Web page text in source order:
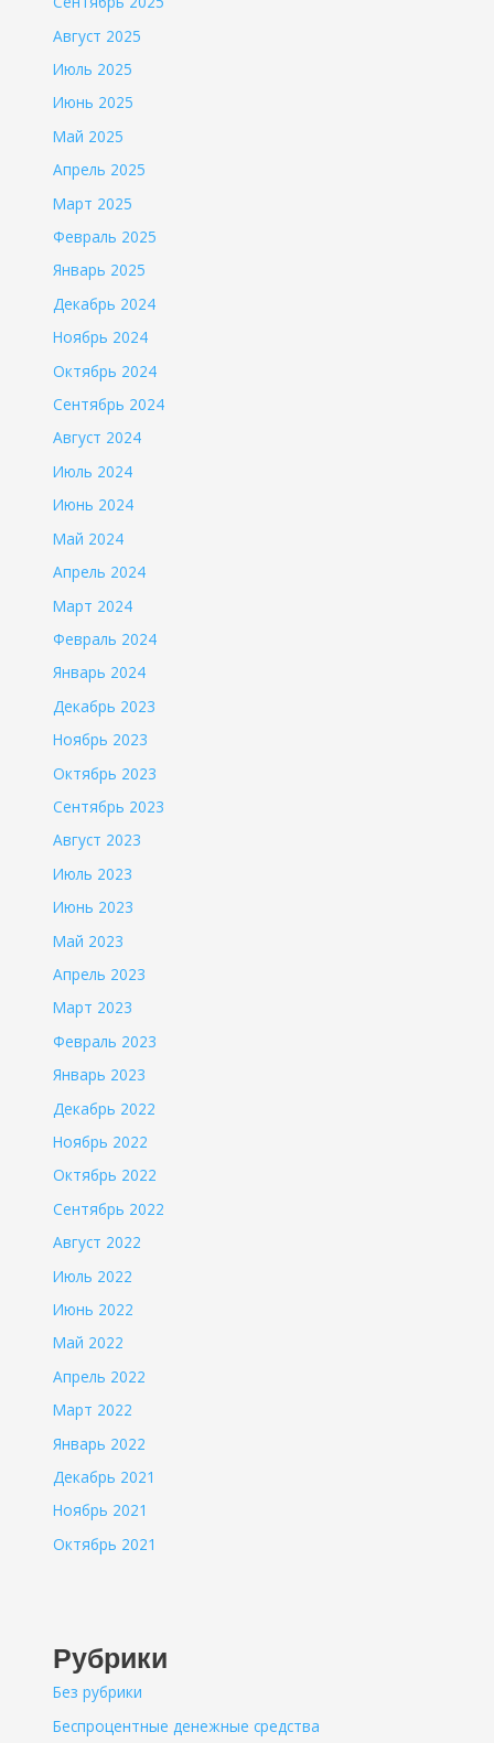
Август 2025
Июль 2025
Июнь 2025
Май 2025
Апрель 2025
Март 2025
Февраль 2025
Январь 2025
Декабрь 2024
Ноябрь 2024
Октябрь 2024
Сентябрь 2024
Август 2024
Июль 2024
Июнь 2024
Май 2024
Апрель 2024
Март 2024
Февраль 2024
Январь 2024
Декабрь 2023
Ноябрь 2023
Октябрь 2023
Сентябрь 2023
Август 2023
Июль 2023
Июнь 2023
Май 2023
Апрель 2023
Март 2023
Февраль 2023
Январь 2023
Декабрь 2022
Ноябрь 2022
Октябрь 2022
Сентябрь 2022
Август 2022
Июль 2022
Июнь 2022
Май 2022
Апрель 2022
Март 2022
Январь 2022
Декабрь 2021
Ноябрь 2021
Октябрь 2021
Рубрики
Без рубрики
Беспроцентные денежные средства